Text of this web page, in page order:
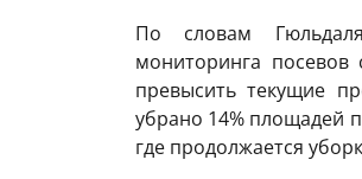
По словам
мониторинга
превысить текущие
убрано 14% площадей
где продолжается